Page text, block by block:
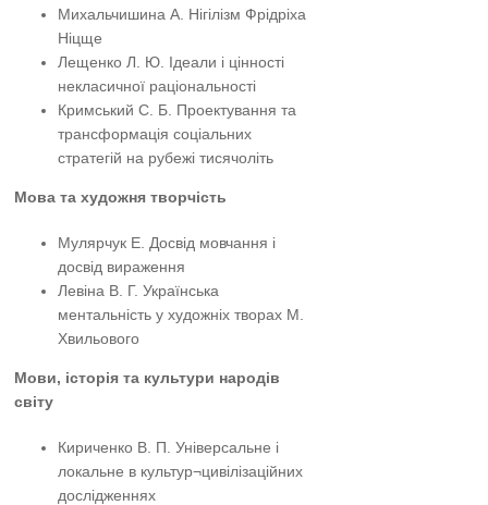
Михальчишина А. Нігілізм Фрідріха
Ніцще
Лещенко Л. Ю. Ідеали і цінності
некласичної раціональності
Кримський С. Б. Проектування та
трансформація соціальних
стратегій на рубежі тисячоліть
Мова та художня творчість
Мулярчук Е. Досвід мовчання і
досвід вираження
Левіна В. Г. Українська
ментальність у художніх творах М.
Хвильового
Мови, історія та культури народів
світу
Кириченко В. П. Універсальне і
локальне в культур¬цивілізаційних
дослідженнях